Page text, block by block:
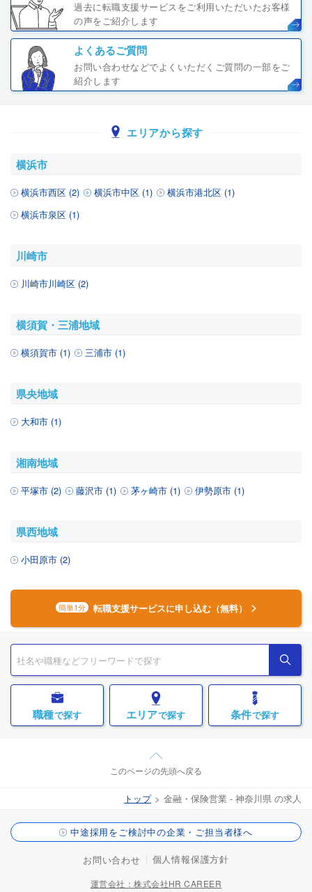
過去に転職支援サービスをご利用いただいたお客様
の声をご紹介します
よくあるご質問
お問い合わせなどでよくいただくご質問の一部をご
紹介します
エリアから探す
横浜市
横浜市西区 (2) 横浜市中区 (1)
横浜市港北区 (1)
横浜市泉区 (1)
川崎市
川崎市川崎区 (2)
横須賀・三浦地域
横須賀市 (1) 三浦市 (1)
県央地域
大和市 (1)
湘南地域
平塚市 (2) 藤沢市 (1) 茅ヶ崎市 (1) 伊勢原市 (1)
県西地域
小田原市 (2)
簡単1分 転職支援サービスに申し込む（無料）
職種で探す エリアで探す 条件で探す
このページの先頭へ戻る
トップ 金融・保険営業 - 神奈川県 の求人
中途採用をご検討中の企業・ご担当者様へ
お問い合わせ 個人情報保護方針
運営会社：株式会社HR CAREER